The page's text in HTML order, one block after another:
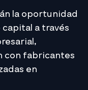
la oportunidad
a través
con fabricantes
en